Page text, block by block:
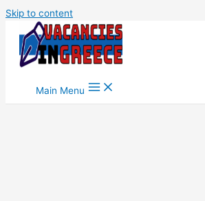
Skip to content
Main Menu